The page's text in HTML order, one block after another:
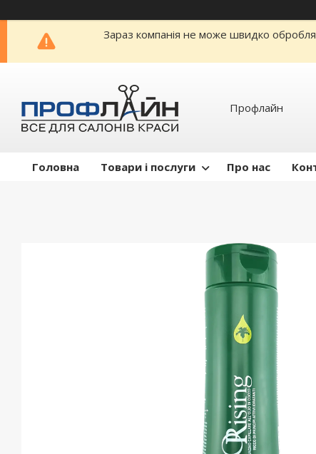
Зараз компанія не може швидко
Профлайн
Головна Товари і послуги Про нас